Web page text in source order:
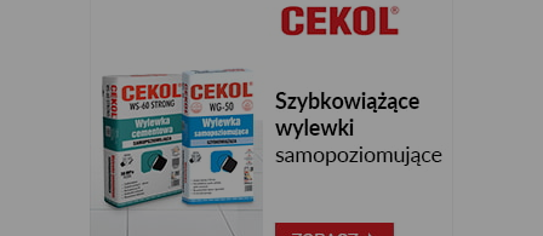
Przy wyborze okapu należy odpowiedzieć na kilka
- czy istnieje możliwość podłączenia okapu do wentylacji?
- częstotliwość korzystania z kuchni, a w konsekwencji -
potrzeba czasu pracy i wydajności okapu
- wymóg cichej pracy (np. małe dziecko w domu, kuchnia w
- ograniczone miejsce do montażu (np. niewielka kuchnia,